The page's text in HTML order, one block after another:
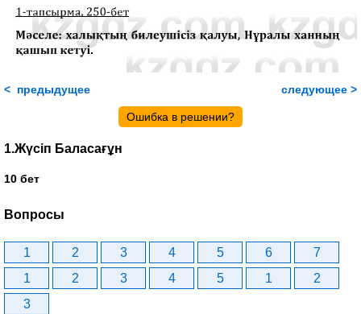
< предыдущее следующее >
Ошибка в решении?
1.Жүсіп Баласағұн
10 бет
Вопросы
1 2 3 4 5 6
7
1
2 3 4 5 1
2
3